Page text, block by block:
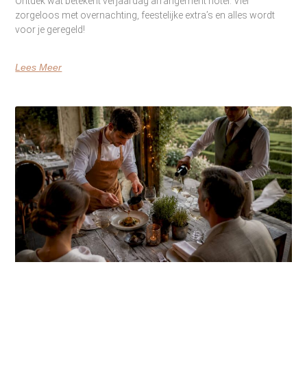
zorgeloos met overnachting, feestelijke extra’s en alles wordt
voor je geregeld!
Lees Meer